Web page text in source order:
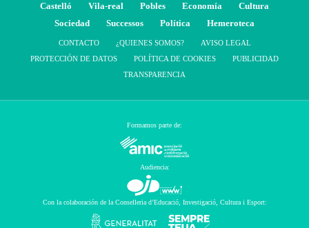
Castelló Vila-real Pobles Economía
Cultura
Sociedad
Successos Política Hemeroteca
CONTACTO ¿QUIENES SOMOS?
AVISO LEGAL
PROTECCIÓN DE DATOS
POLÍTICA DE COOKIES
PUBLICIDAD
TRANSPARENCIA
Formamos parte de:
Audiencia:
Con la colaboración de la Conselleria d’Educació, Investigació, Cultura i Esport: